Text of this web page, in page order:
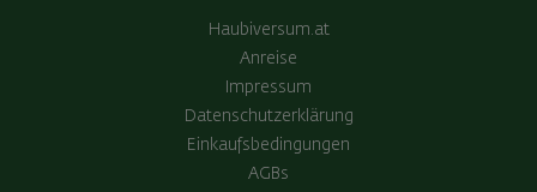
Haubiversum.at
Anreise
Impressum
Datenschutzerklärung
Einkaufsbedingungen
AGBs